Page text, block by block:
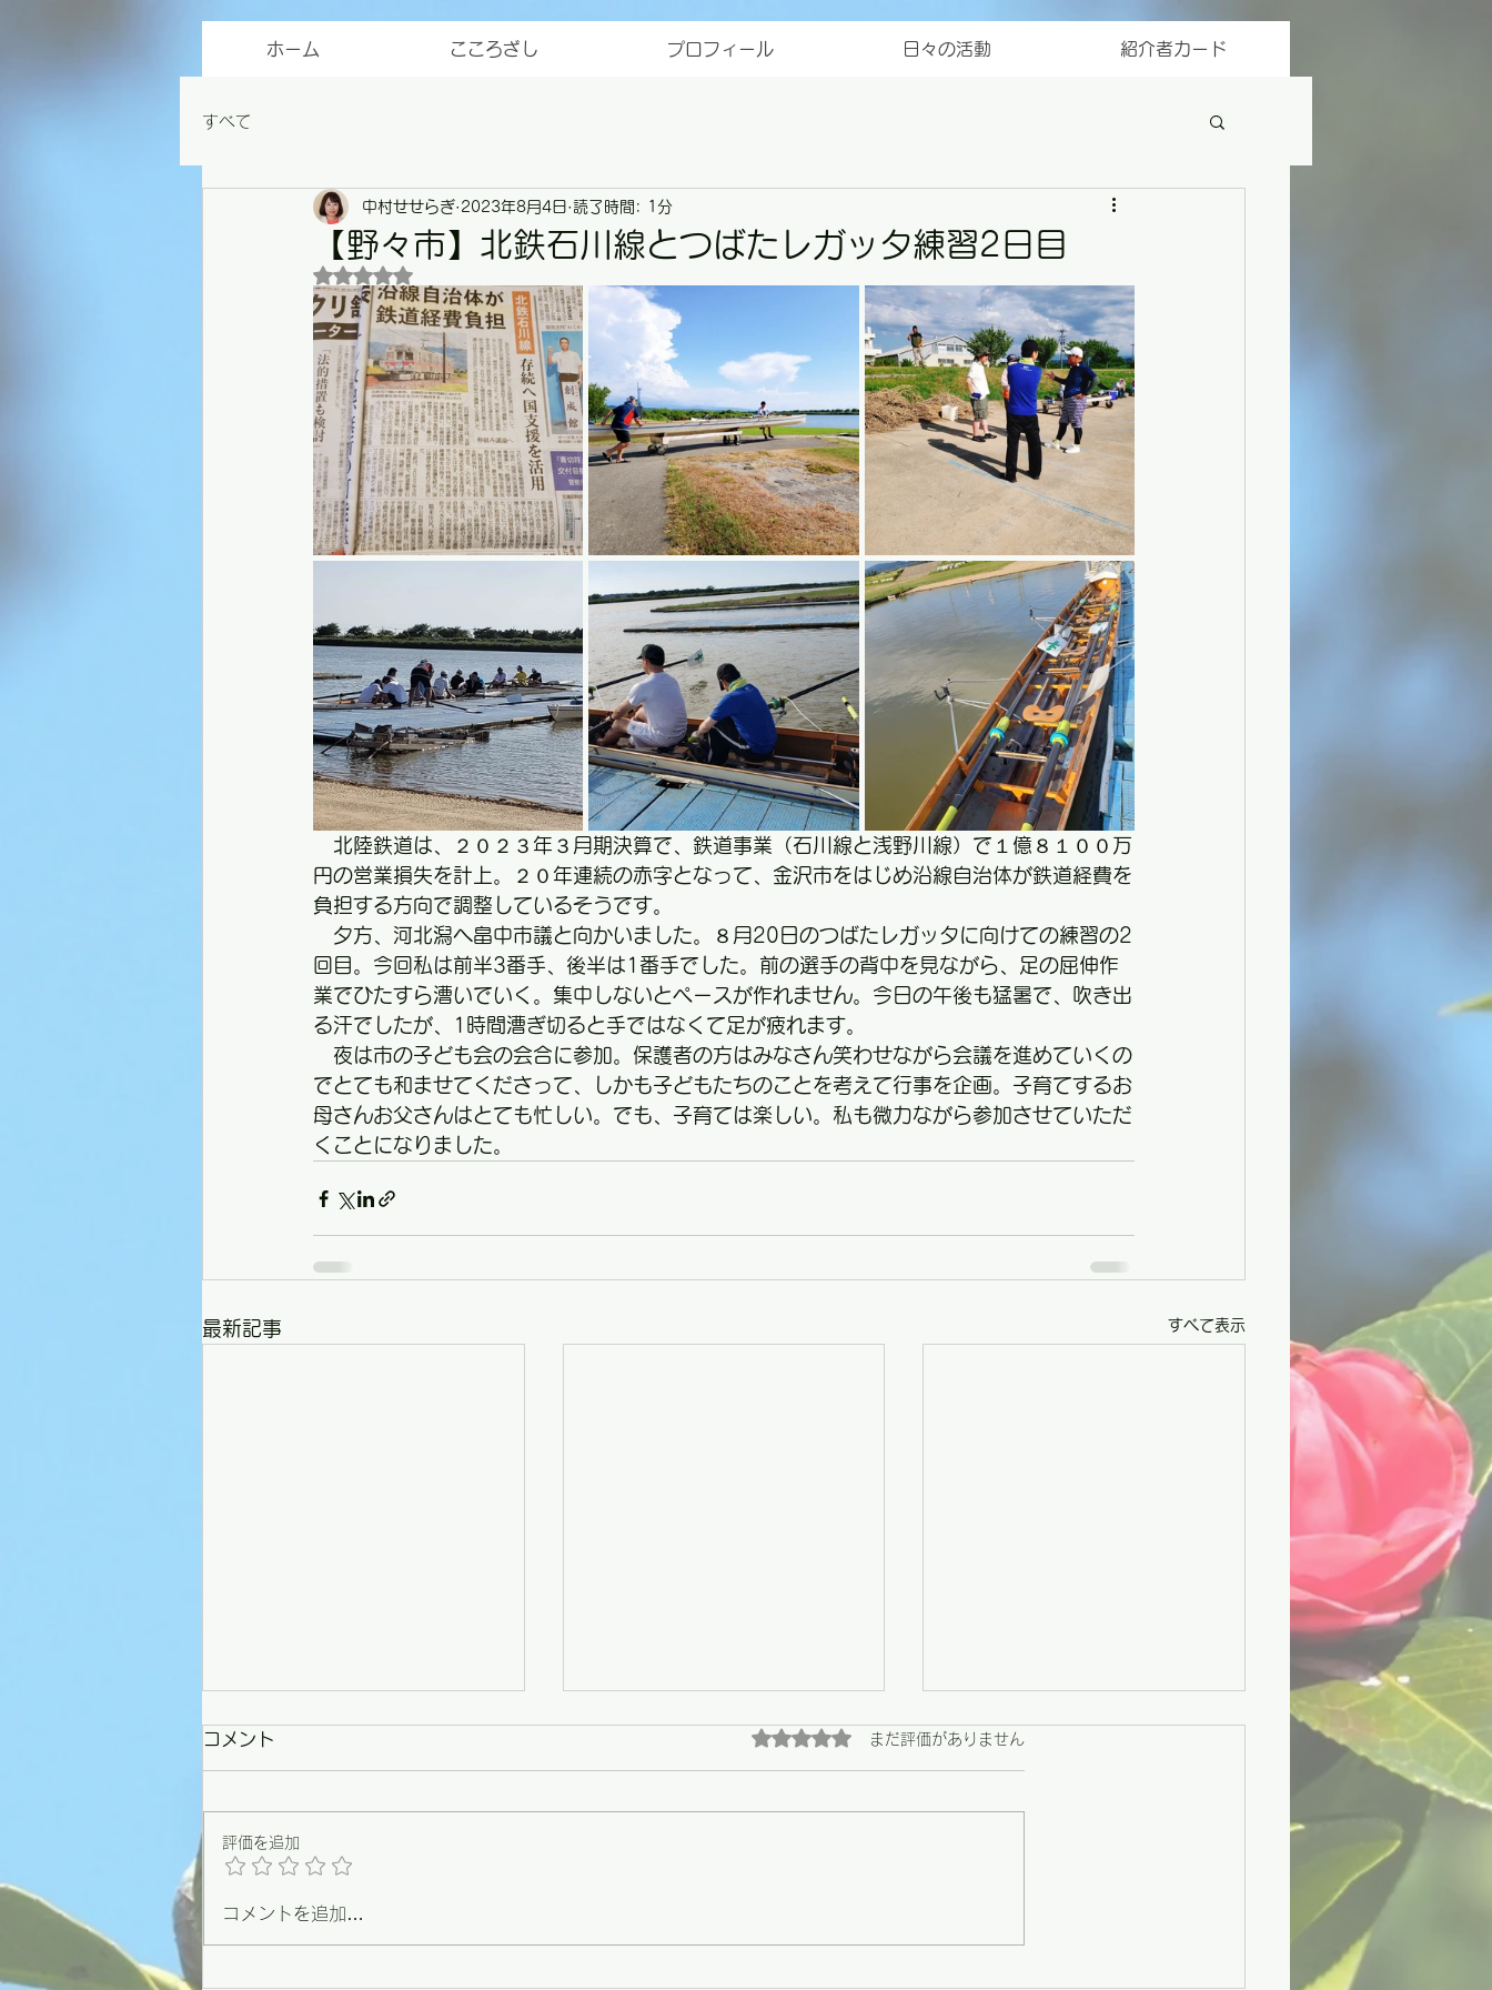
ホーム こころざし プロフィール 日々の活動 紹介者カード
すべて
【野々市】北鉄石川線とつばたレガッタ練習2日目
中村せせらぎ 2023年8月4日 読了時間: 1分
5つ星のうちNaNと評価されています。
北陸鉄道は、２０２３年３月期決算で、鉄道事業（石川線と浅野川線）で１億８１００万
円の営業損失を計上。２０年連続の赤字となって、金沢市をはじめ沿線自治体が鉄道経費を
負担する方向で調整しているそうです。
夕方、河北潟へ畠中市議と向かいました。８月20日のつばたレガッタに向けての練習の2
回目。今回私は前半3番手、後半は1番手でした。前の選手の背中を見ながら、足の屈伸作
業でひたすら漕いでいく。集中しないとペースが作れません。今日の午後も猛暑で、吹き出
る汗でしたが、1時間漕ぎ切ると手ではなくて足が疲れます。
夜は市の子ども会の会合に参加。保護者の方はみなさん笑わせながら会議を進めていくの
でとても和ませてくださって、しかも子どもたちのことを考えて行事を企画。子育てするお
母さんお父さんはとても忙しい。でも、子育ては楽しい。私も微力ながら参加させていただ
くことになりました。
最新記事 すべて表示
【野々市】条例づくりの原点
コメント 5つ星のうち0と評価されています。
まだ評価がありません
評価を追加
コメントを追加…